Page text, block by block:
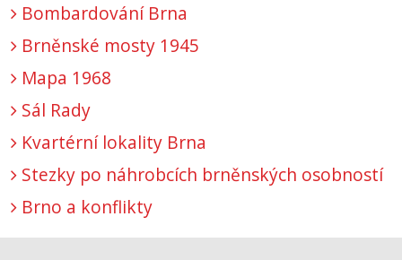
Bombardování Brna
Brněnské mosty 1945
Mapa 1968
Sál Rady
Kvartérní lokality Brna
Stezky po náhrobcích brněnských osobností
Brno a konflikty